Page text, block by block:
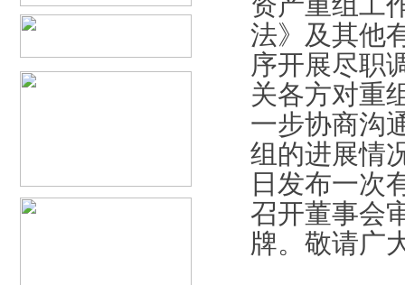
法》及其他
序开展尽职
关各方对重
一步协商沟
组的进展情
日发布一次
召开董事会
牌。敬请广